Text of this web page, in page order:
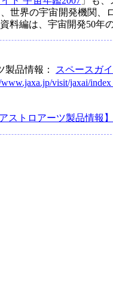
世界の宇宙開発機関、
料編は、宇宙開発50年
製品情報：
スペースガ
visit/jaxai/
アストロアーツ製品情報